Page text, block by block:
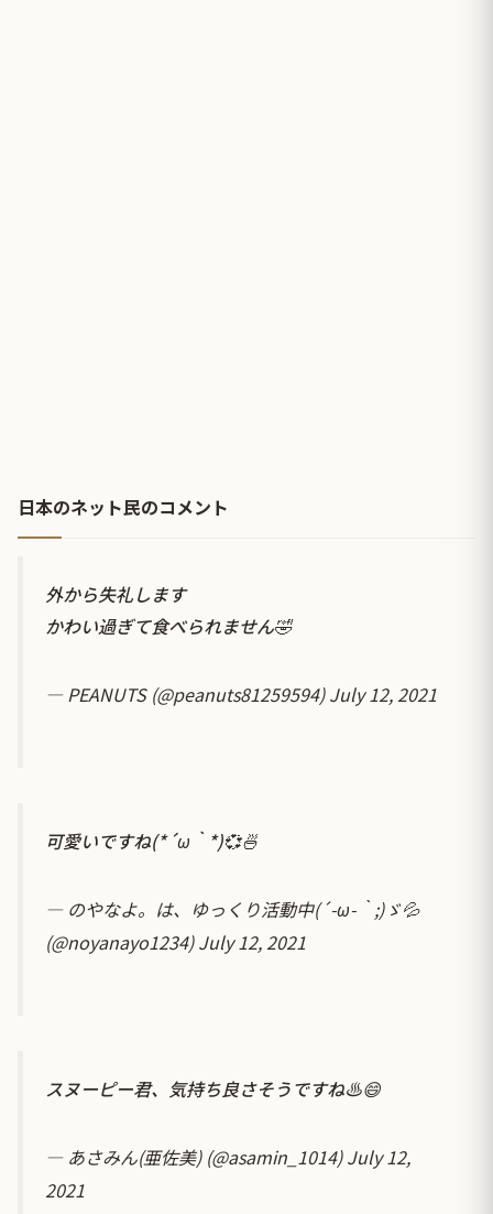
日本のネット民のコメント
外から失礼します
かわい過ぎて食べられません🤣
— PEANUTS (@peanuts81259594)July 12, 2021
可愛いですね(*´ω｀*)💞🍜
— のやなよ。は、ゆっくり活動中(´-ω-｀;)ゞ💦
(@noyanayo1234)July 12, 2021
スヌーピー君、気持ち良さそうですね♨😄
— あさみん(亜佐美) (@asamin_1014)July 12,
2021